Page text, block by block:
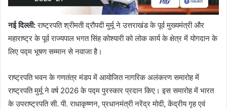
नई दिल्ली:राष्ट्रपति श्रीमती द्रौपदी मुर्मू ने उत्तराखंड के पूर्व मुख्यमंत्री और
महाराष्ट्र के पूर्व राज्यपाल भगत सिंह कोश्यारी को लोक कार्य के क्षेत्र में योगदान के
लिए पद्म भूषण सम्मान से नवाजा है।
राष्ट्रपति भवन के गणतंत्र मंडप में आयोजित नागरिक अलंकरण समारोह में
राष्ट्रपति मुर्मू ने वर्ष 2026 के पद्म पुरस्कार प्रदान किए। इस समारोह में भारत
के उपराष्ट्रपति सी. पी. राधाकृष्णन, प्रधानमंत्री नरेंद्र मोदी, केंद्रीय गृह एवं